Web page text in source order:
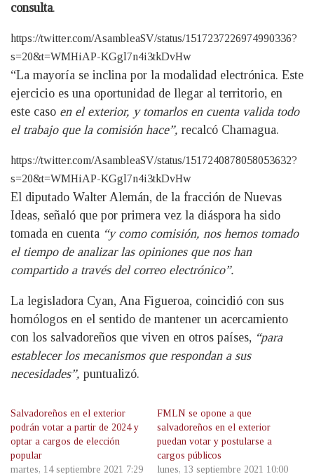
consulta.
https://twitter.com/AsambleaSV/status/1517237226974990336?
s=20&t=WMHiAP-KGgl7n4i3tkDvHw
“La mayoría se inclina por la modalidad electrónica. Este
ejercicio es una oportunidad de llegar al territorio, en
este caso en el exterior, y tomarlos en cuenta valida todo
el trabajo que la comisión hace”, recalcó Chamagua.
https://twitter.com/AsambleaSV/status/1517240878058053632?
s=20&t=WMHiAP-KGgl7n4i3tkDvHw
El diputado Walter Alemán, de la fracción de Nuevas
Ideas, señaló que por primera vez la diáspora ha sido
tomada en cuenta “y como comisión, nos hemos tomado
el tiempo de analizar las opiniones que nos han
compartido a través del correo electrónico”.
La legisladora Cyan, Ana Figueroa, coincidió con sus
homólogos en el sentido de mantener un acercamiento
con los salvadoreños que viven en otros países, “para
establecer los mecanismos que respondan a sus
necesidades”, puntualizó.
Salvadoreños en el exterior
podrán votar a partir de 2024 y
optar a cargos de elección
popular
martes, 14 septiembre 2021 7:29
FMLN se opone a que
salvadoreños en el exterior
puedan votar y postularse a
cargos públicos
lunes, 13 septiembre 2021 10:00